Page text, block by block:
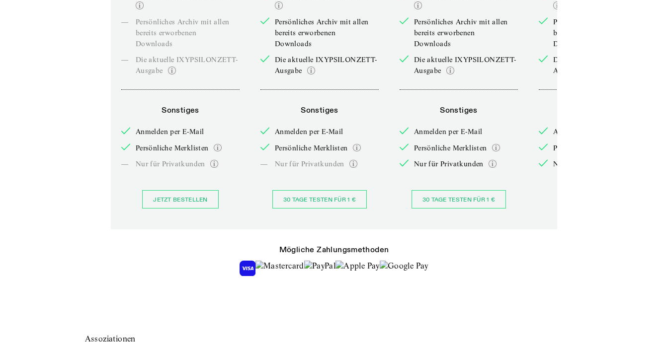
—
Persönliches Archiv mit allen
bereits erworbenen
Downloads
—
Die aktuelle IXYPSILONZETT-
Ausgabe
Sonstiges
Anmelden per E-Mail
Persönliche Merklisten
—
Nur für Privatkunden
JETZT BESTELLEN
Persönliches Archiv mit allen
bereits erworbenen
Downloads
Die aktuelle IXYPSILONZETT-
Ausgabe
Sonstiges
Anmelden per E-Mail
Persönliche Merklisten
—
Nur für Privatkunden
30 TAGE TESTEN FÜR 1 €
Persönliches Archiv mit allen
bereits erworbenen
Downloads
Die aktuelle IXYPSILONZETT-
Ausgabe
Sonstiges
Anmelden per E-Mail
Persönliche Merklisten
Nur für Privatkunden
30 TAGE TESTEN FÜR 1 €
Persönliches Archiv mit allen
bereits erworbenen
Downloads
Die aktuelle IXYPSILONZETT-
Ausgabe
Anmelden per E-Mail
Persönliche Merklisten
Nur für Privatkunden
Mögliche Zahlungsmethoden
Assoziationen